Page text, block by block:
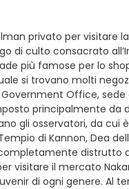
privato per visitare
di culto consacrato
più famose per lo
si trovano molti
Office,
principalmente da
gli osservatori, da cui
di Kannon, Dea
distrutto
visitare il mercato
di ogni genere. Al